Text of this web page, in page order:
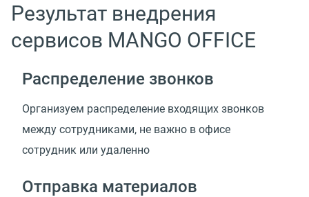
Результат внедрения
сервисов MANGO OFFICE
Распределение звонков
Организуем распределение входящих звонков
между сотрудниками, не важно в офисе
сотрудник или удаленно
Отправка материалов